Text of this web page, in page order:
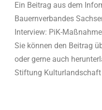
Ein Beitrag aus dem
Bauernverbandes
Interview: PiK-
Sie können den Beitrag
oder gerne auch
Stiftung